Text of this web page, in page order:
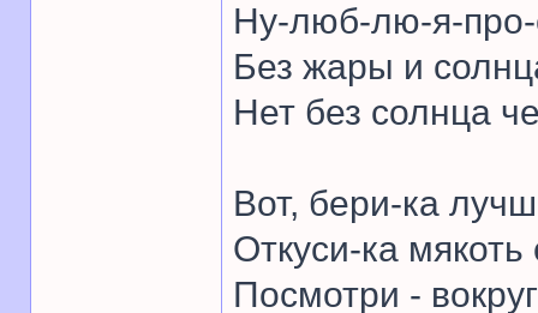
Ну-люб-лю-я-про-
Без жары и
Нет без солнца
Вот, бери-ка
Откуси-ка мякоть
Посмотри -